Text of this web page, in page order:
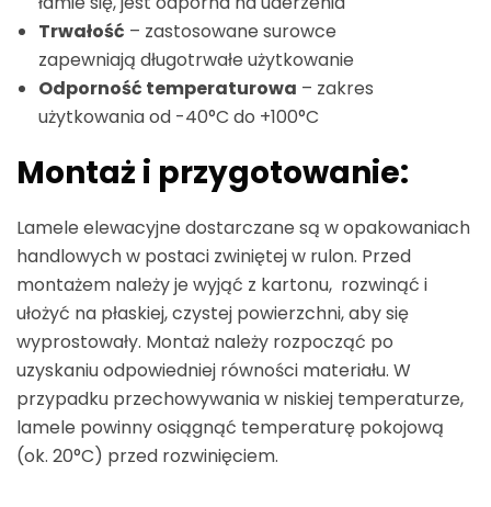
Trwałość – zastosowane surowce
zapewniają długotrwałe użytkowanie
Odporność temperaturowa – zakres
użytkowania od -40°C do +100°C
Montaż i przygotowanie:
Lamele elewacyjne dostarczane są w opakowaniach
handlowych w postaci zwiniętej w rulon. Przed
montażem należy je wyjąć z kartonu, rozwinąć i
ułożyć na płaskiej, czystej powierzchni, aby się
wyprostowały. Montaż należy rozpocząć po
uzyskaniu odpowiedniej równości materiału. W
przypadku przechowywania w niskiej temperaturze,
lamele powinny osiągnąć temperaturę pokojową
(ok. 20°C) przed rozwinięciem.